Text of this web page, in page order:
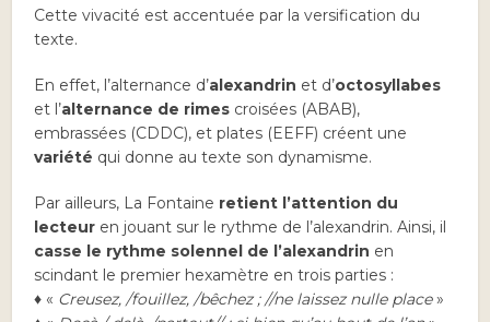
Cette vivacité est accentuée par la versification du
texte.
En effet, l’alternance d’alexandrin et d’octosyllabes
et l’alternance de rimes croisées (ABAB),
embrassées (CDDC), et plates (EEFF) créent une
variété qui donne au texte son dynamisme.
Par ailleurs, La Fontaine retient l’attention du
lecteur en jouant sur le rythme de l’alexandrin. Ainsi, il
casse le rythme solennel de l’alexandrin en
scindant le premier hexamètre en trois parties :
♦ « Creusez, /fouillez, /bêchez ; //ne laissez nulle place»